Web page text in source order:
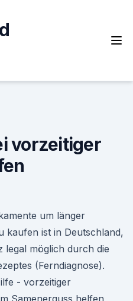
vorzeitiger
um länger
kaufen ist in Deutschland,
legal möglich durch die
(Ferndiagnose).
- vorzeitiger
Samenerguss helfen